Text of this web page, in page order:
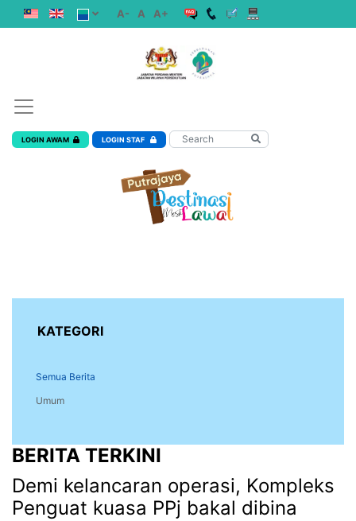
A- A A+
LOGIN AWAM LOGIN STAF
KATEGORI
Semua Berita
Umum
BERITA TERKINI
Demi kelancaran operasi, Kompleks
Penguat kuasa PPj bakal dibina